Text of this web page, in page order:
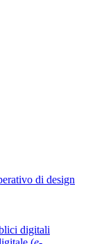
di design
digitali